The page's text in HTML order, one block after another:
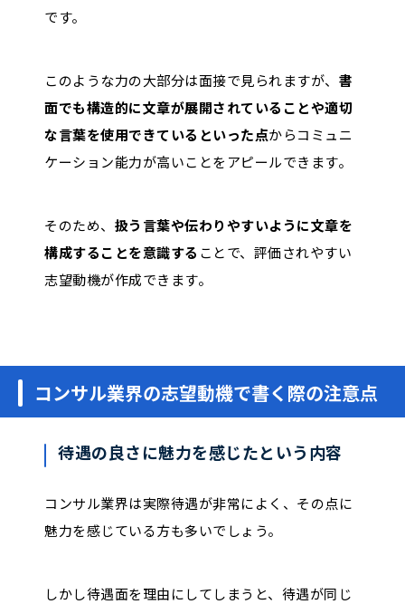
です。
このような力の大部分は面接で見られますが、 書
面でも構造的に文章が展開されていることや適切
な言葉を使用できているといった点からコミュニ
ケーション能力が高いことをアピールできます。
そのため、 扱う言葉や伝わりやすいように文章を
構成することを意識する ことで、評価されやすい
志望動機が作成できます。
コンサル業界の志望動機で書く際の注意点
待遇の良さに魅力を感じたという内容
コンサル業界は実際待遇が非常によく、その点に
魅力を感じている方も多いでしょう。
しかし待遇面を理由にしてしまうと、待遇が同じ